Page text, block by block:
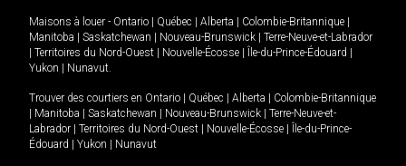
Maisons à louer - Ontario Québec Alberta Colombie-Britannique
Manitoba
Saskatchewan Nouveau-Brunswick
Terre-Neuve-et-Labrador
Territoires du Nord-Ouest Nouvelle-Écosse Île-du-Prince-Édouard
Yukon
Nunavut.
Trouver des courtiers en Ontario Québec Alberta
Colombie-Britannique
Manitoba Saskatchewan Nouveau-Brunswick
Terre-Neuve-et-
Labrador
Territoires du Nord-Ouest Nouvelle-Écosse
Île-du-Prince-
Édouard
Yukon Nunavut